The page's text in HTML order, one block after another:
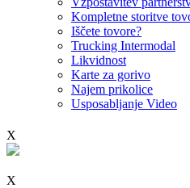
Kompletne storitve
Iščete tovore?
Trucking Intermodal
Likvidnost
Karte za gorivo
Najem prikolice
Usposabljanje Video
X
X